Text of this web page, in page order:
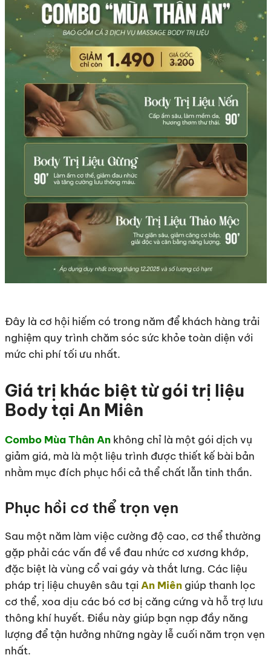
Đây là cơ hội hiếm có trong năm để khách hàng trải
nghiệm quy trình chăm sóc sức khỏe toàn diện với
mức chi phí tối ưu nhất.
Giá trị khác biệt từ gói trị liệu
Body tại An Miên
Combo Mùa Thân Ankhông chỉ là một gói dịch vụ
giảm giá, mà là một liệu trình được thiết kế bài bản
nhằm mục đích phục hồi cả thể chất lẫn tinh thần.
Phục hồi cơ thể trọn vẹn
Sau một năm làm việc cường độ cao, cơ thể thường
gặp phải các vấn đề về đau nhức cơ xương khớp,
đặc biệt là vùng cổ vai gáy và thắt lưng. Các liệu
pháp trị liệu chuyên sâu tạiAn Miêngiúp thanh lọc
cơ thể, xoa dịu các bó cơ bị căng cứng và hỗ trợ lưu
thông khí huyết. Điều này giúp bạn nạp đầy năng
lượng để tận hưởng những ngày lễ cuối năm trọn vẹn
nhất.